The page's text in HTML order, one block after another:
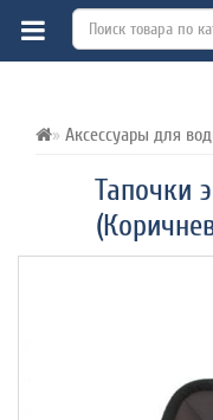
Аксессуары для
Тапочки
ВСЕ О ТОВАРЕ